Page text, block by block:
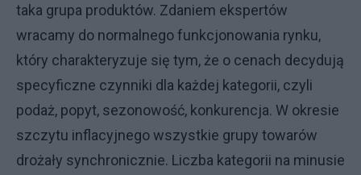
taka grupa produktów. Zdaniem ekspertów
wracamy do normalnego funkcjonowania rynku,
który charakteryzuje się tym, że o cenach decydują
specyficzne czynniki dla każdej kategorii, czyli
podaż, popyt, sezonowość, konkurencja. W okresie
szczytu inflacyjnego wszystkie grupy towarów
drożały synchronicznie. Liczba kategorii na minusie